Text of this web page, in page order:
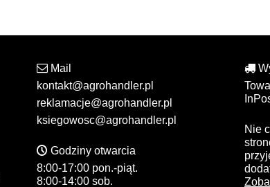
Mail
kontakt@agrohandler.pl
reklamacje@agrohandler.pl
ksiegowosc@agrohandler.pl
Godziny otwarcia
8:00-17:00 pon.-piąt.
8:00-14:00 sob.
Nie